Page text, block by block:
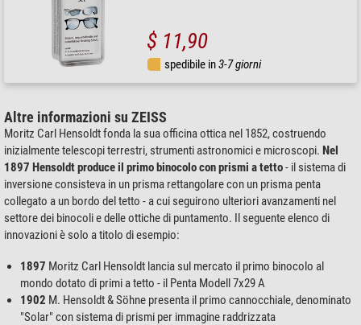
$ 11,90
spedibile in3-7 giorni
Altre informazioni su ZEISS
Moritz Carl Hensoldt fonda la sua officina ottica nel 1852, costruendo
inizialmente telescopi terrestri, strumenti astronomici e microscopi. Nel
1897 Hensoldt produce il primo binocolo con prismi a tetto- il sistema di
inversione consisteva in un prisma rettangolare con un prisma penta
collegato a un bordo del tetto - a cui seguirono ulteriori avanzamenti nel
settore dei binocoli e delle ottiche di puntamento. Il seguente elenco di
innovazioni è solo a titolo di esempio:
1897 Moritz Carl Hensoldt lancia sul mercato il primo binocolo al
mondo dotato di primi a tetto - il Penta Modell 7x29 A
1902 M. Hensoldt & Söhne presenta il primo cannocchiale, denominato
"Solar" con sistema di prismi per immagine raddrizzata